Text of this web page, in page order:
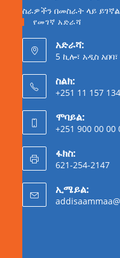
ስራዎችን በመስራት ላይ
የመገኛ አድራሻ
አድራሻ:
5 ኪሎ፣ አዲስ
ስልክ:
+251 11 157
ሞባይል:
+251 900 00 00
ፋክስ:
621-254-2147
ኢሜይል: